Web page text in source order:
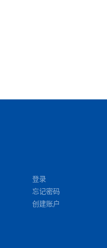
登录
忘记密码
创建账户